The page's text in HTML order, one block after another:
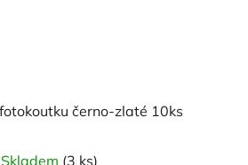
černo-zlaté 10ks
Skladem (3 ks)